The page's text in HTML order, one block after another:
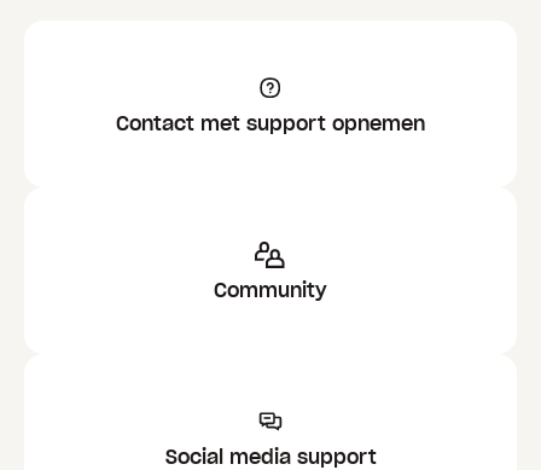
Contact met support opnemen
Community
Social media support